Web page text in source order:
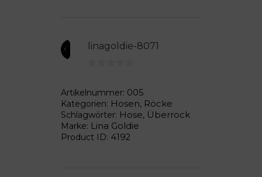
linagoldie-8071
o
n
Artikelnummer: 005
Kategorien: Hosen, Röcke
Schlagwörter: Hose, Überrock
Marke: Lina Goldie
Product ID: 4192